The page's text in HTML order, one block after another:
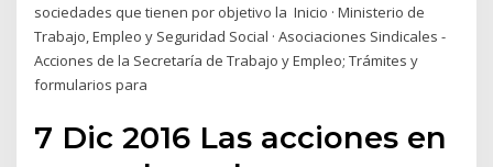
sociedades que tienen por objetivo la Inicio · Ministerio de
Trabajo, Empleo y Seguridad Social · Asociaciones Sindicales -
Acciones de la Secretaría de Trabajo y Empleo; Trámites y
formularios para
7 Dic 2016 Las acciones en